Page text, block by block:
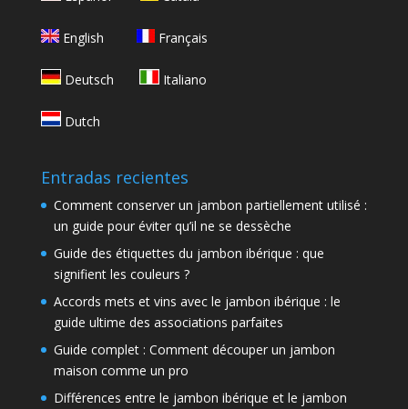
English Français
Deutsch Italiano
Dutch
Entradas recientes
Comment conserver un jambon partiellement utilisé :
un guide pour éviter qu’il ne se dessèche
Guide des étiquettes du jambon ibérique : que
signifient les couleurs ?
Accords mets et vins avec le jambon ibérique : le
guide ultime des associations parfaites
Guide complet : Comment découper un jambon
maison comme un pro
Différences entre le jambon ibérique et le jambon